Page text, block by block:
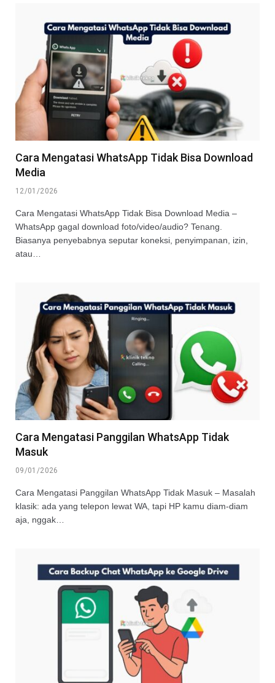
Cara Mengatasi WhatsApp Tidak Bisa Download
Media
12/01/2026
Cara Mengatasi WhatsApp Tidak Bisa Download Media –
WhatsApp gagal download foto/video/audio? Tenang.
Biasanya penyebabnya seputar koneksi, penyimpanan, izin,
atau…
Cara Mengatasi Panggilan WhatsApp Tidak
Masuk
09/01/2026
Cara Mengatasi Panggilan WhatsApp Tidak Masuk – Masalah
klasik: ada yang telepon lewat WA, tapi HP kamu diam-diam
aja, nggak…